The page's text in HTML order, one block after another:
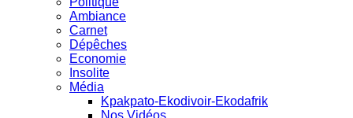
Ambiance
Carnet
Dépêches
Economie
Insolite
Média
Kpakpato-Ekodivoir-Ekodafrik